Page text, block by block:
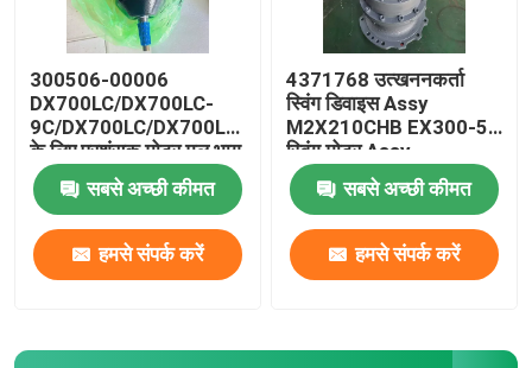
300506-00006
DX700LC/DX700LC-
9C/DX700LC/DX700LCA
के लिए प्रशंसक मोटर मूल भाग
सबसे अच्छी कीमत
हमसे संपर्क करें
4371768 उत्खननकर्ता
स्विंग डिवाइस Assy
M2X210CHB EX300-5
स्विंग मोटर Assy
सबसे अच्छी कीमत
हमसे संपर्क करें